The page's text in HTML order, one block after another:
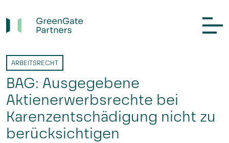
ARBEITSRECHT
BAG: Ausgegebene
Aktienerwerbsrechte bei
Karenzentschädigung nicht zu
berücksichtigen